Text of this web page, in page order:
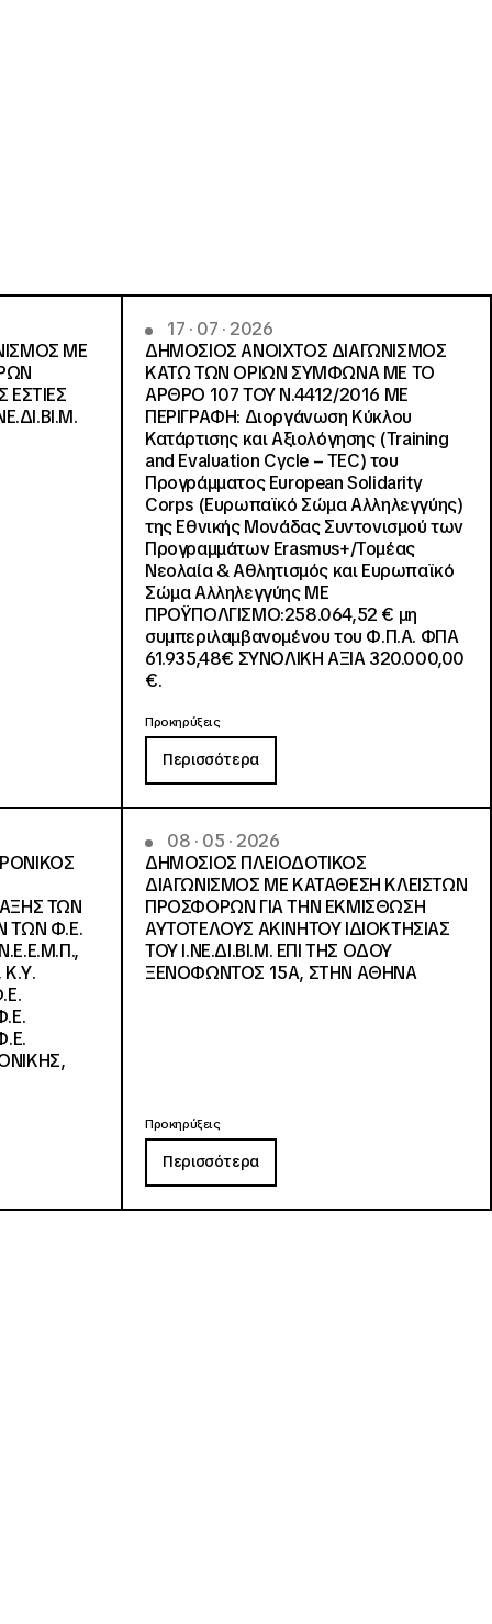
ΜΕ
ΕΣΤΙΕΣ
17 · 07 · 2026
ΔΗΜΟΣΙΟΣ ΑΝΟΙΧΤΟΣ ΔΙΑΓΩΝΙΣΜΟΣ
ΚΑΤΩ ΤΩΝ ΟΡΙΩΝ ΣΥΜΦΩΝΑ ΜΕ ΤΟ
ΑΡΘΡΟ 107 ΤΟΥ Ν.4412/2016 ΜΕ
ΠΕΡΙΓΡΑΦΗ: Διοργάνωση Κύκλου
Κατάρτισης και Αξιολόγησης (Training
and Evaluation Cycle – TEC) του
Προγράμματος European Solidarity
Corps (Ευρωπαϊκό Σώμα Αλληλεγγύης)
της Εθνικής Μονάδας Συντονισμού των
Προγραμμάτων Erasmus+/Τομέας
Νεολαία & Αθλητισμός και Ευρωπαϊκό
Σώμα Αλληλεγγύης ΜΕ
ΠΡΟΫΠΟΛΓΙΣΜΟ:258.064,52 € μη
συμπεριλαμβανομένου του Φ.Π.Α. ΦΠΑ
61.935,48€ ΣΥΝΟΛΙΚΗ ΑΞΙΑ 320.000,00
€.
Προκηρύξεις
Περισσότερα
ΤΩΝ
ΤΩΝ Φ.Ε.
08 · 05 · 2026
ΔΗΜΟΣΙΟΣ ΠΛΕΙΟΔΟΤΙΚΟΣ
ΔΙΑΓΩΝΙΣΜΟΣ ΜΕ ΚΑΤΑΘΕΣΗ ΚΛΕΙΣΤΩΝ
ΠΡΟΣΦΟΡΩΝ ΓΙΑ ΤΗΝ ΕΚΜΙΣΘΩΣΗ
ΑΥΤΟΤΕΛΟΥΣ ΑΚΙΝΗΤΟΥ ΙΔΙΟΚΤΗΣΙΑΣ
ΤΟΥ Ι.ΝΕ.ΔΙ.ΒΙ.Μ. ΕΠΙ ΤΗΣ ΟΔΟΥ
ΞΕΝΟΦΩΝΤΟΣ 15Α, ΣΤΗΝ ΑΘΗΝΑ
Προκηρύξεις
Περισσότερα